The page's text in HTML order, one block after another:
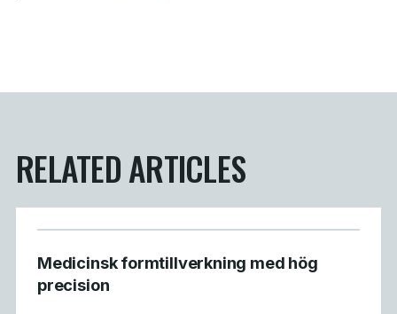
RELATED ARTICLES
Medicinsk formtillverkning med hög
precision